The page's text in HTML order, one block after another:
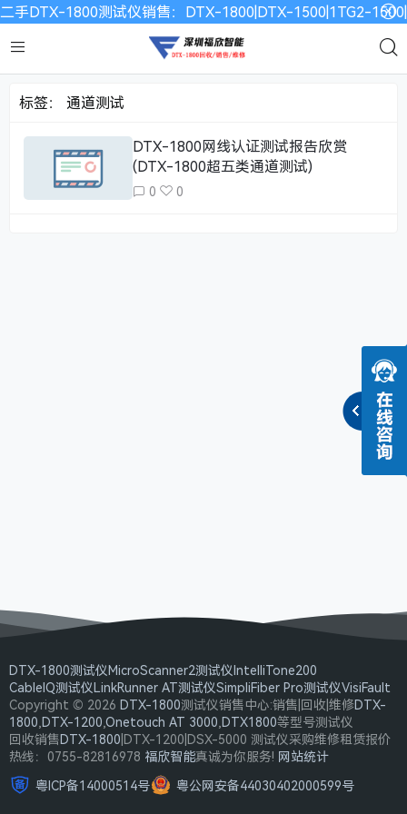
二手DTX-1800测试仪销售：DTX-1800|DTX-1500|1TG2-
标签： 通道测试
DTX-1800网线认证测试报告欣赏
(DTX-1800超五类通道测试)
0 0
DTX-1800测试仪MicroScanner2测试仪IntelliTone200
CableIQ测试仪LinkRunner AT测试仪SimpliFiber Pro测试仪VisiFault
Copyright © 2026 DTX-1800测试仪销售中心:销售|回收|维修DTX-
1800,DTX-1200,Onetouch AT 3000,DTX1800等型号测试仪
回收销售DTX-1800|DTX-1200|DSX-5000 测试仪采购维修租赁报价
热线：0755-82816978 福欣智能真诚为你服务! 网站统计
粤ICP备14000514号
粤公网安备44030402000599号